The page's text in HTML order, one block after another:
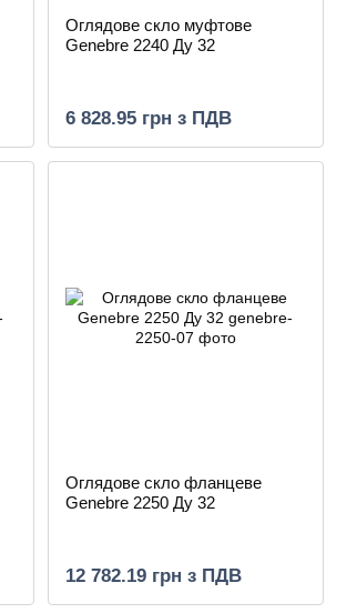
Оглядове скло муфтове
Genebre 2240 Ду 32
6 828.95 грн з ПДВ
Оглядове скло фланцеве
Genebre 2250 Ду 32
12 782.19 грн з ПДВ